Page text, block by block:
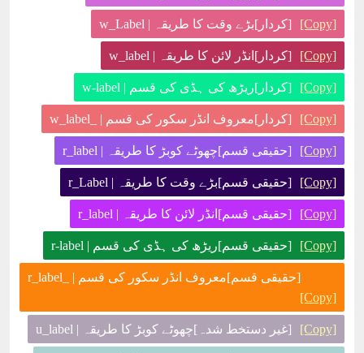
[کردار]بڑے وقت کا طریقہ | w_Label [Copy]
[کردار]انڈر لائن کا طریقہ | w_label [Copy]
[کردار]ریڑھ کی ہڈی کی قسم | w-label [Copy]
[کردار]معروف انڈر سکور کی قسم | _w_label [Copy]
[حقیقی قسم]چھوٹے کوبڑ کا طریقہ | r_label [Copy]
[حقیقی قسم]بڑے وقت کا طریقہ | r_Label [Copy]
[حقیقی قسم]انڈر لائن کا طریقہ | r_label [Copy]
[حقیقی قسم]ریڑھ کی ہڈی کی قسم | r-label [Copy]
[حقیقی قسم]معروف انڈر سکور کی قسم | _r_label
[Copy]
[غیر دستخط شدہ]چھوٹے کوبڑ کا طریقہ | u_label [Copy]